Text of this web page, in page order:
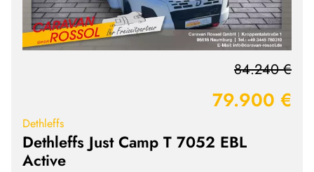
Dethleffs
Dethleffs Just Camp T 7052 EBL
Active
79.900 €
84.240 €